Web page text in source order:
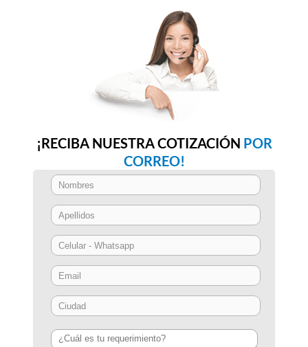
¡RECIBA NUESTRA COTIZACIÓN POR
CORREO!